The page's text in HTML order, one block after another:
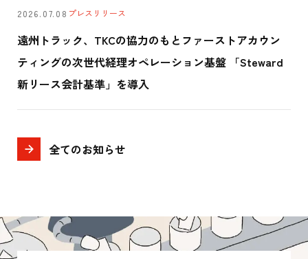
2026.07.08 プレスリリース
遠州トラック、TKCの協力のもとファーストアカウン
ティングの次世代経理オペレーション基盤 「Steward
新リース会計基準」を導入
全てのお知らせ